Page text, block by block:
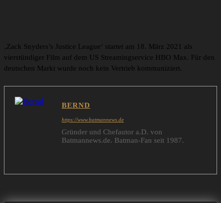
‚Zack Snyders’s Justice League‘ startet am 18. März 2021 als
vierstündiger Film auf dem US Streamingservice HBO Max. Für den
deutschen Markt wurde noch kein Vertrieb kommuniziert.
BERND
https://www.batmannews.de
Gründer und Chefautor a.D. von
Batmannews.de. Batman-Fan seit 1987.